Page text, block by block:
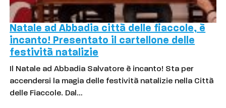
Natale ad Abbadia città delle fiaccole, è
incanto! Presentato il cartellone delle
festività natalizie
Il Natale ad Abbadia Salvatore è incanto! Sta per
accendersi la magia delle festività natalizie nella Città
delle Fiaccole. Dal…